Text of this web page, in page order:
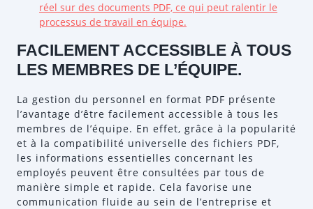
réel sur des documents PDF, ce qui peut ralentir le
processus de travail en équipe.
FACILEMENT ACCESSIBLE À TOUS
LES MEMBRES DE L’ÉQUIPE.
La gestion du personnel en format PDF présente
l’avantage d’être facilement accessible à tous les
membres de l’équipe. En effet, grâce à la popularité
et à la compatibilité universelle des fichiers PDF,
les informations essentielles concernant les
employés peuvent être consultées par tous de
manière simple et rapide. Cela favorise une
communication fluide au sein de l’entreprise et